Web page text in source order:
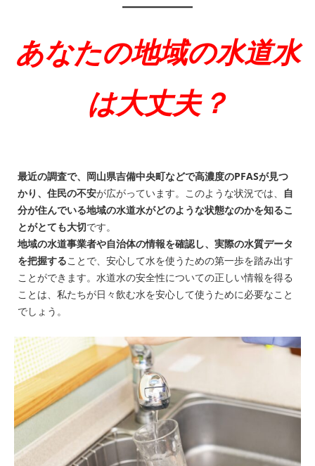
あなたの地域の水道水
は大丈夫？
最近の調査で、岡山県吉備中央町などで高濃度のPFASが見つ
かり、住民の不安が広がっています。このような状況では、
自
分が住んでいる地域の水道水がどのような状態なのかを知るこ
とがとても大切です。
地域の水道事業者や自治体の情報を確認し、実際の水質データ
を把握することで、安心して水を使うための第一歩を踏み出す
ことができます。水道水の安全性についての正しい情報を得る
ことは、私たちが日々飲む水を安心して使うために必要なこと
でしょう。